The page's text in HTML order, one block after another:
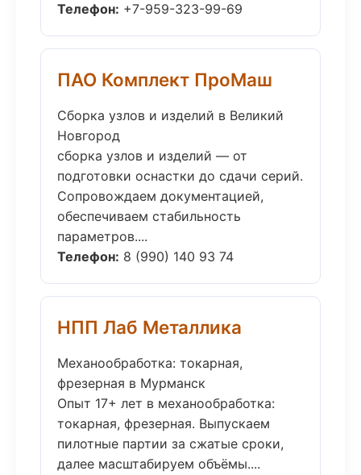
Телефон: +7-959-323-99-69
ПАО Комплект ПроМаш
Сборка узлов и изделий в Великий
Новгород
сборка узлов и изделий — от
подготовки оснастки до сдачи серий.
Сопровождаем документацией,
обеспечиваем стабильность
параметров....
Телефон: 8 (990) 140 93 74
НПП Лаб Металлика
Механообработка: токарная,
фрезерная в Мурманск
Опыт 17+ лет в механообработка:
токарная, фрезерная. Выпускаем
пилотные партии за сжатые сроки,
далее масштабируем объёмы....